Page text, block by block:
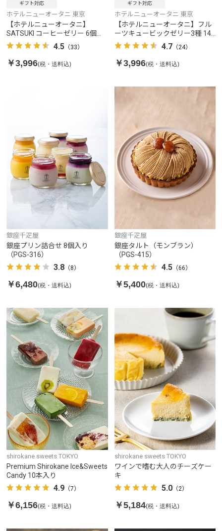
ギフト対応
ホテルニューオータニ 東京
【ホテルニューオータニ】
SATSUKI コーヒーゼリー 6個入
り
4.5 （33）
￥3,996(税・送料込)
ギフト対応
ホテルニューオータニ 東京
【ホテルニューオータニ】フル
ーツキュービックゼリー3種 14
個入り
4.7（24）
￥3,996(税・送料込)
銀座千疋屋
銀座プリン詰合せ 8個入り
（PGS-316）
3.8 （8）
￥6,480(税・送料込)
銀座千疋屋
銀座タルト（モンブラン）
（PGS-415）
4.5（66）
￥5,400(税・送料込)
shirokane sweets TOKYO
Premium Shirokane Ice&Sweets
Candy 10本入り
4.9 （7）
￥6,156(税・送料込)
shirokane sweets TOKYO
ワインで嗜む大人のチーズケー
キ
5.0（2）
￥5,184(税・送料込)